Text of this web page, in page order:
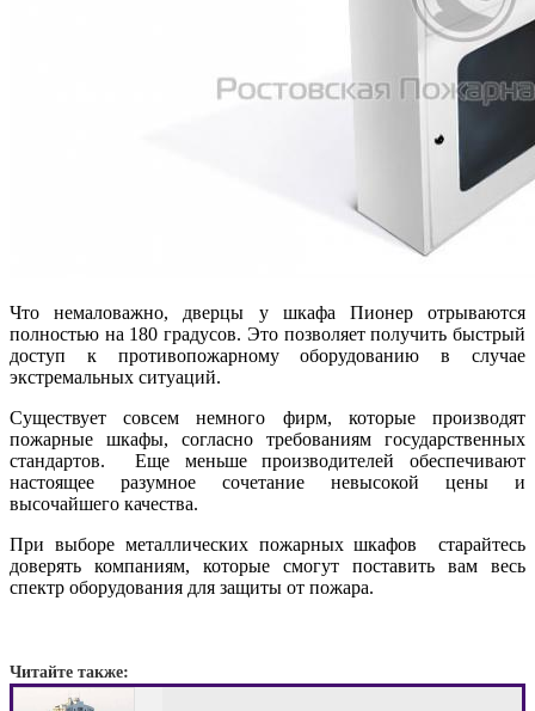
Что немаловажно, дверцы у шкафа Пионер отрываются
полностью на 180 градусов. Это позволяет получить быстрый
доступ к противопожарному оборудованию в случае
экстремальных ситуаций.
Существует совсем немного фирм, которые производят
пожарные шкафы, согласно требованиям государственных
стандартов. Еще меньше производителей обеспечивают
настоящее разумное сочетание невысокой цены и
высочайшего качества.
При выборе металлических пожарных шкафов старайтесь
доверять компаниям, которые смогут поставить вам весь
спектр оборудования для защиты от пожара.
Читайте также: